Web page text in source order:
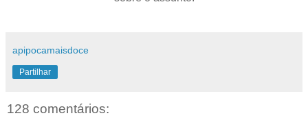
apipocamaisdoce
Partilhar
128 comentários: